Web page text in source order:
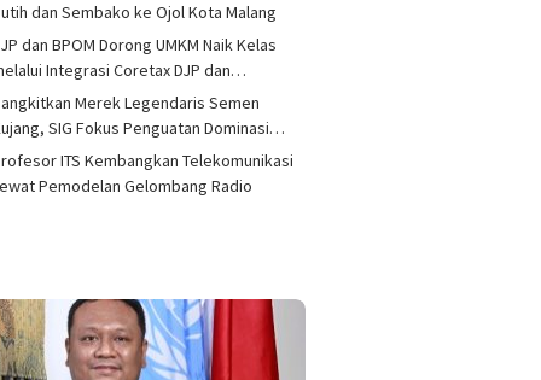
dan Sembako ke Ojol Kota Malang
dan BPOM Dorong UMKM Naik Kelas
Integrasi Coretax DJP dan…
Merek Legendaris Semen
SIG Fokus Penguatan Dominasi…
ITS Kembangkan Telekomunikasi
Pemodelan Gelombang Radio